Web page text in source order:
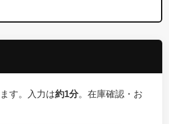
す。入力は約1分。在庫確認・お